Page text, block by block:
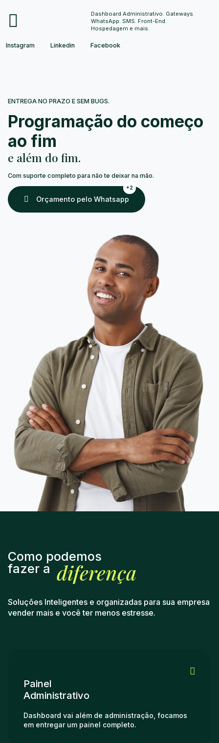
Dashboard Administrativo. Gateways.
WhatsApp. SMS. Front-End.
Hospedagem e mais.
Instagram Linkedin Facebook
ENTREGA NO PRAZO E SEM BUGS.
Programação do começo
ao fim
e além do fim.
Com suporte completo para não te deixar na mão.
+2
Orçamento pelo Whatsapp
Como podemos
fazer a diferença
Soluções Inteligentes e organizadas para sua empresa
vender mais e você ter menos estresse.
Painel
Administrativo
Dashboard vai além de administração, focamos
em entregar um painel completo.